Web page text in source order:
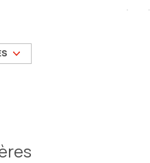
individuel : chaudière (gaz)
Sud